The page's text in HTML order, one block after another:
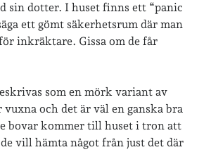
att dricka te. Mer om mig här.
sin dotter. I huset finns ett “panic
ett gömt säkerhetsrum där man
inkräktare. Gissa om de får
som en mörk variant av
och det är väl en ganska bra
bovar kommer till huset i tron att
vill hämta något från just det där